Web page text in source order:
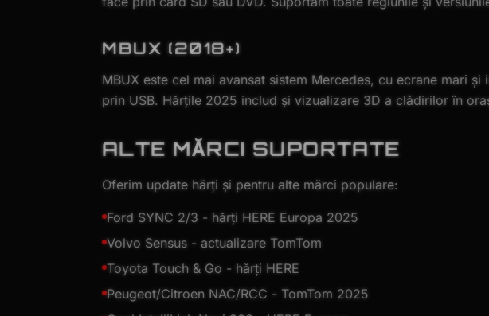
MBUX (2018+)
MBUX este cel mai avansat sistem Mercedes, cu ecrane mari și
prin USB. Hărțile 2025 includ și vizualizare 3D a clădirilor în
ALTE MĂRCI SUPORTATE
Oferim update hărți și pentru alte mărci populare:
Ford SYNC 2/3 - hărți HERE Europa 2025
Volvo Sensus - actualizare TomTom
Toyota Touch & Go - hărți HERE
Peugeot/Citroen NAC/RCC - TomTom 2025